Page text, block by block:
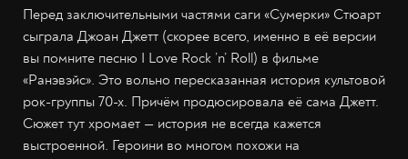
Перед заключительными частями саги «Сумерки» Стюарт
сыграла Джоан Джетт (скорее всего, именно в её версии
вы помните песню I Love Rock ’n’ Roll) в фильме
«Ранэвэйс». Это вольно пересказанная история культовой
рок-группы 70-х. Причём продюсировала её сама Джетт.
Сюжет тут хромает — история не всегда кажется
выстроенной. Героини во многом похожи на